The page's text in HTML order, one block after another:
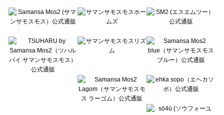
Te chichi（テチチ）の一覧
Te chichi CLASSIC（テチチ クラシック）の一覧
Lugnoncure（ルノンキュール）の一覧
BETTY'S BLUE（べティーズブルー）の一覧
Wpc.（ワールドパーティー）の一覧